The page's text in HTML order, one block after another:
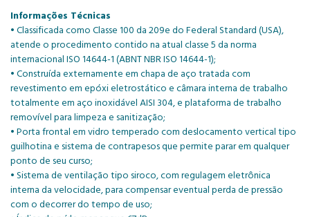
Informações Técnicas
• Classificada como Classe 100 da 209e do Federal Standard (USA),
atende o procedimento contido na atual classe 5 da norma
internacional ISO 14644-1 (ABNT NBR ISO 14644-1);
• Construída externamente em chapa de aço tratada com
revestimento em epóxi eletrostático e câmara interna de trabalho
totalmente em aço inoxidável AISI 304, e plataforma de trabalho
removível para limpeza e sanitização;
• Porta frontal em vidro temperado com deslocamento vertical tipo
guilhotina e sistema de contrapesos que permite parar em qualquer
ponto de seu curso;
• Sistema de ventilação tipo siroco, com regulagem eletrônica
interna da velocidade, para compensar eventual perda de pressão
com o decorrer do tempo de uso;